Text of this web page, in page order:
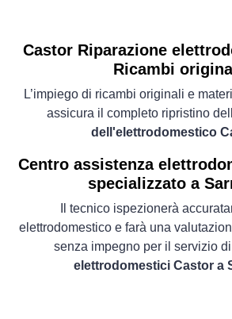
Castor Riparazione
Ricambi
L’impiego di ricambi originali e
assicura il completo ripristino
dell'elettrodomestico
Centro assistenza
specializzato a
Il tecnico ispezionerà
elettrodomestico e farà una
senza impegno per il servizio di
elettrodomestici Castor a